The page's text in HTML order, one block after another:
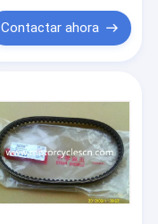
Contactar ahora